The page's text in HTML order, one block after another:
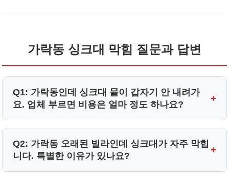
가락동 싱크대 막힘 질문과 답변
Q1: 가락동인데 싱크대 물이 갑자기 안 내려가
요. 업체 부르면 비용은 얼마 정도 하나요?
+
A1: 가락동 지역 싱크대 물막힘은 대부분 배관 내에 쌓인
기름 슬러지나 음식물 찌꺼기가 원인입니다.
Q2: 가락동 오래된 빌라인데 싱크대가 자주 막힙
니다. 특별한 이유가 있나요?
+